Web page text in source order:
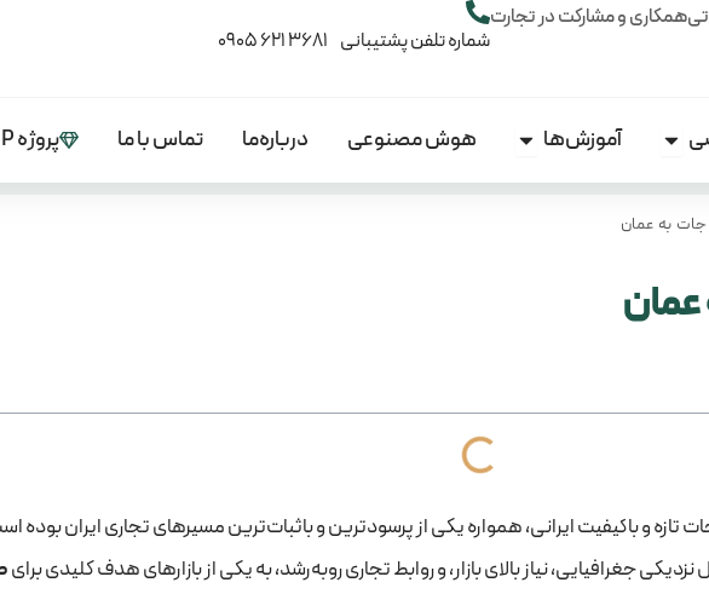
همکاری و مشارکت در تجارت
شماره تلفن پشتیبانی 3681 621 0905
Open خدمات تخصصی آموزش‌ها Open آموزش‌ها هوش مصنوعی درباره‌ما تماس با ما پروژه VIP
به عمان
و باکیفیت ایرانی، همواره یکی از پرسودترین و باثبات‌ترین مسیرهای تجاری ایران بوده
نزدیکی جغرافیایی، نیاز بالای بازار، و روابط تجاری روبه‌رشد، به یکی از بازارهای هدف کلیدی برای